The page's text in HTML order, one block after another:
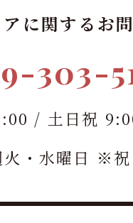
に関するお
303-
/ 土日祝
火・水曜日 ※